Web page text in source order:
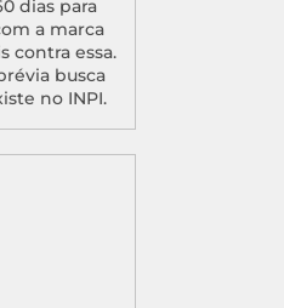
dias para
a marca
contra essa.
busca
no INPI.